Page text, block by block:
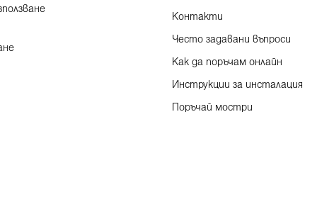
Контакти
Често задавани въпроси
Как да поръчам онлайн
Инструкции за инсталация
Поръчай мостри